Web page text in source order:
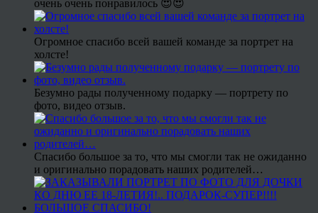
очень очень понравилось 😍😍
Огромное спасибо всей вашей команде за портрет на
холсте!
Безумно рады полученному подарку — портрету по
фото, видео отзыв.
Спасибо большое за то, что мы смогли так не ожиданно
и оригинально порадовать наших родителей…